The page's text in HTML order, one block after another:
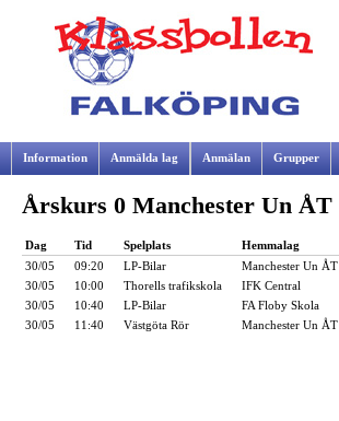
Information Anmälda lag Anmälan Grupper
Samarbetspartners
Årskurs 0 Manchester Un ÅT
Dag Tid Spelplats Hemmalag
30/05
09:20 LP-Bilar Manchester Un ÅT
30/05
10:00 Thorells trafikskola IFK Central
30/05
10:40 LP-Bilar FA Floby Skola
30/05
11:40 Västgöta Rör Manchester Un ÅT